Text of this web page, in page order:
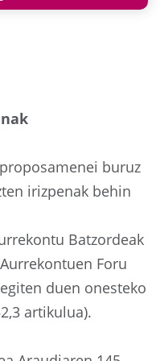
buruz
irizpenak behin
Batzordeak
Foru
duen onesteko
artikulua).